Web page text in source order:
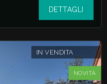
DETTAGLI
IN VENDITA
NOVITÀ